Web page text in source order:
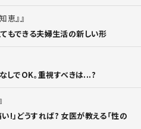
恵』
もできる夫婦生活の新しい形
しでOK。重視すべきは...?
!」どうすれば? 女医が教える「性の